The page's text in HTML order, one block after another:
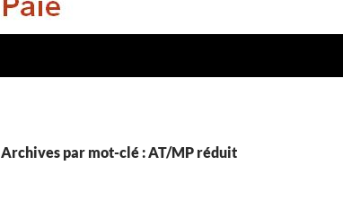
Archives par mot-clé : AT/MP réduit